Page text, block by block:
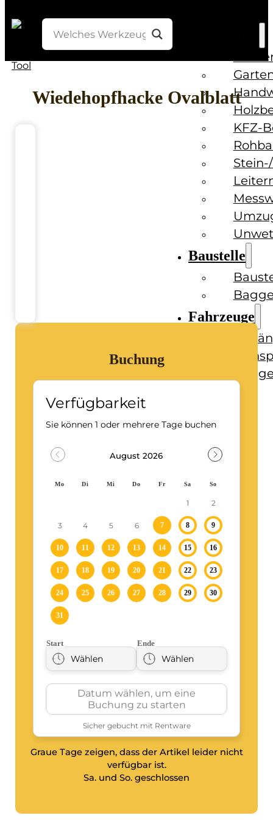
KFZ-
Baustelle
Fahrzeuge
Wiedehopfhacke Ovalblatt
Buchung
Graue Tage zeigen, dass der Artikel leider nicht
verfügbar ist.
Sa. und So. geschlossen